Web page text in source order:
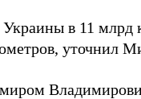
в 11 млрд
уточнил